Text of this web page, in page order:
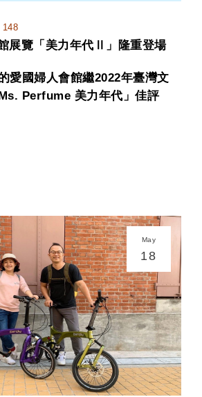
148
展覽「美力年代Ⅱ」隆重登場
愛國婦人會館繼2022年臺灣文
Perfume 美力年代」佳評
May
18